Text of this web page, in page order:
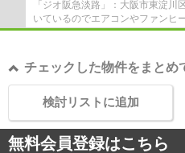
「ジオ阪急淡路」：大阪市東淀
いているのでエアコンやファンヒ
す。専有面積68.48㎡の物件で広
チェックした物件をまとめ
検討リストに追加
無料会員登録はこちら